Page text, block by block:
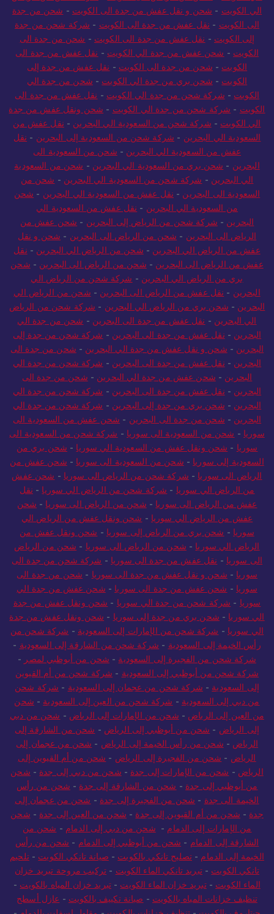
الي الكويت - شحن و نقل عفش من جدة الى الكويت - شحن من جدة
الى الكويت - نقل عفش من جدة الى الكويت - شركة شحن من جدة
إلى الكويت - نقل عفش من جدة الى الكويت - شحن من جدة الى
الكويت - شحن عفش من جدة الي الكويت - نقل عفش من جدة الى
الكويت - شحن من جدة الى الكويت - نقل عفش من جدة إلى
الكويت - شحن بري من جدة الي الكويت - شحن من جدة الي
الكويت - شركة شحن من جدة الي الكويت - نقل عفش من جدة الى
الكويت - شركة شحن من جدة الي الكويت - شحن ونقل عفش من جدة
الي الكويت - شركة شحن من السعودية الي البحرين - نقل عفش من
السعودية الي البحرين - شركة شحن من السعودية إلى البحرين - نقل
عفش من السعودية الي البحرين - شحن من السعودية الى
البحرين - شحن بري من السعودية الي البحرين - شحن من السعودية
الي البحرين - شركة شحن من السعودية الي البحرين - شحن من
السعودية الى البحرين - نقل عفش من السعودية الي البحرين - شحن
من السعودية الي البحرين - نقل عفش من السعودية الي
البحرين - شركة شحن من الرياض إلى البحرين - شحن عفش من
الرياض الى البحرين - شحن من الرياض الى البحرين - شحن و نقل
عفش من الرياض الي البحرين - شحن من الرياض الي البحرين - نقل
عفش من الرياض الى البحرين - شحن من الرياض الى البحرين - شحن
بري من الرياض الي البحرين - شركة شحن من الرياض الي
البحرين - نقل عفش من الرياض الى البحرين - شحن من الرياض الي
البحرين - شحن بري من الرياض الي البحرين - شركة شحن من الرياض
الي البحرين - نقل عفش من جدة الى البحرين - شحن من جدة الي
البحرين - نقل عفش من جدة الى البحرين - شركة شحن من جدة إلى
البحرين - شحن و نقل عفش من جدة الي البحرين - شحن من جدة الى
البحرين - نقل عفش من جدة الى البحرين - شركة شحن من جدة الي
البحرين - شحن عفش من جدة الي البحرين - شحن من جدة الى
البحرين - نقل عفش من جدة الى البحرين - شركة شحن من جدة الي
البحرين - شحن بري من جدة إلى البحرين - شركة شحن من جدة الي
البحرين - شحن من جدة الى البحرين - شحن عفش من السعودية الى
سوريا - شحن من السعودية الى سوريا - شركة شحن من السعودية الى
سوريا - شحن ونقل عفش من السعودية الي سوريا - شحن بري من
السعودية إلى سوريا - شحن من السعودية الى سوريا - شحن عفش من
الرياض الى سوريا - شركة شحن من الرياض الى سوريا - شحن عفش
من الرياض الي سوريا - شركة شحن من الرياض الي سوريا - نقل
عفش من الرياض الى سوريا - شحن من الرياض الى سوريا - شحن
عفش من الرياض الي سوريا - شحن ونقل عفش من الرياض الي
سوريا - شحن بري من الرياض إلى سوريا - شحن ونقل عفش من
الرياض الي سوريا - شحن من الرياض الى سوريا - شحن من الرياض
الى سوريا - نقل عفش من جدة الى سوريا - شركة شحن من جدة الى
سوريا - شحن و نقل عفش من جدة الى سوريا - شحن من جدة الى
سوريا - شحن عفش من جدة الى سوريا - شحن عفش من جدة الي
سوريا - شركة شحن من جدة الي سوريا - شحن ونقل عفش من جدة
الي سوريا - شحن بري من جدة إلى سوريا - شحن ونقل عفش من جدة
الي سوريا - شركة شحن من الإمارات إلى السعودية - شركة شحن من
رأس الخيمة إلى السعودية - شركة شحن من الشارقة إلى السعودية -
شركة شحن من الفجيرة إلى السعودية - شحن من أبوظبي لمصر -
شركة شحن من أبوظبي إلى السعودية - شركة شحن من أم القيوين
إلى السعودية - شركة شحن من عجمان إلى السعودية - شركة شحن
من دبي إلى السعودية - شركة شحن من العين إلى السعودية - شحن
من العين إلى الرياض - شحن من الإمارات إلى الرياض - شحن من دبي
إلى الرياض - شحن من أبوظبي إلى الرياض - شحن من الشارقة إلى
الرياض - شحن من رأس الخيمة إلى الرياض - شحن من عجمان إلى
الرياض - شحن من الفجيرة إلى الرياض - شحن من أم القيوين إلى
الرياض - شحن من الإمارات إلى جدة - شحن من دبي إلى جدة - شحن
من أبوظبي إلى جدة - شحن من الشارقة إلى جدة - شحن من رأس
الخيمة الى جدة - شحن من الفجيرة إلى جدة - شحن من عجمان إلى
جدة - شحن من أم القيوين إلى جدة - شحن من العين إلى جدة - شحن
من الإمارات إلى الدمام - شحن من دبي إلى الدمام - شحن من
الشارقة إلى الدمام - شحن من أبوظبي إلى الدمام - شحن من رأس
الخيمة إلى الدمام -تصليح تانكي بالكويت - صيانة تانكي الكويت -تلحيم
تانكي الكويت -تبريد تانكي الماء الكويت - تركيب مروحة تبريد خزان
الماء الكويت -تبريد خزان الماء الكويت - تبريد خزان المياه بالكويت -
تنظيف خزانات المياه بالكويت - صيانة تكييف بالكويت - عازل أسطح